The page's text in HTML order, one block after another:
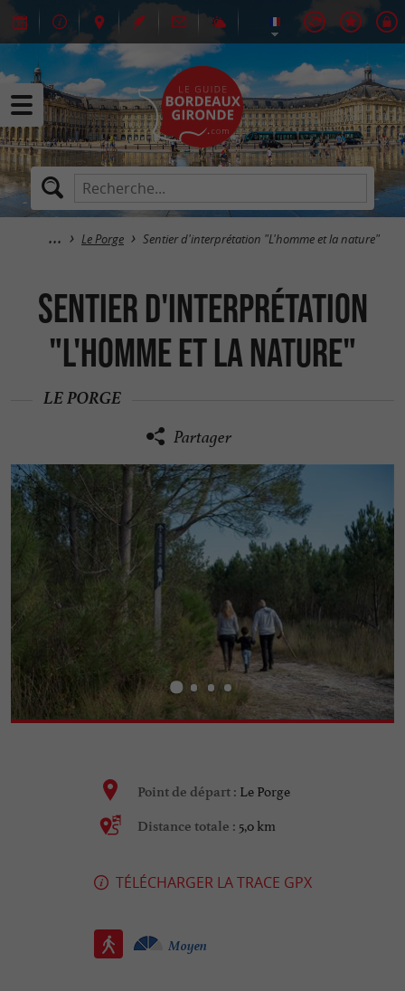
Le Porge Sentier d'interprétation "L'homme et la nature"
Sentier d'interprétation
"L'homme et la nature"
LE PORGE
Partager
Point de départ : Le Porge
Distance totale : 5,0 km
TÉLÉCHARGER LA TRACE GPX
Moyen